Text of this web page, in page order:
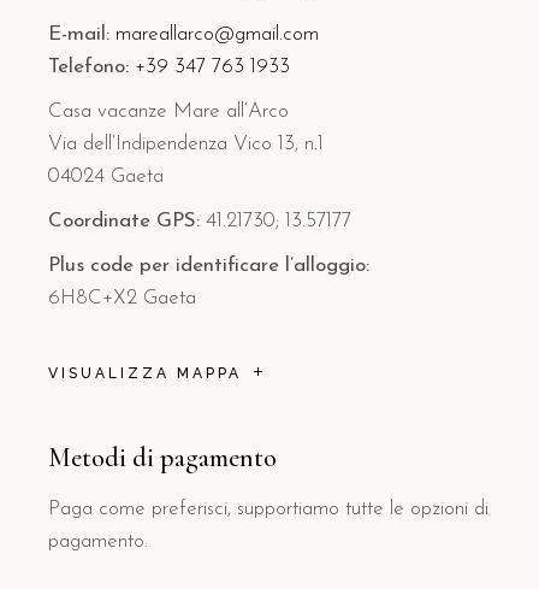
E-mail: mareallarco@gmail.com
Telefono: +39 347 763 1933
Casa vacanze Mare all’Arco
Via dell’Indipendenza Vico 13, n.1
04024 Gaeta
Coordinate GPS: 41.21730; 13.57177
Plus code per identificare l’alloggio:
6H8C+X2 Gaeta
VISUALIZZA MAPPA
Metodi di pagamento
Paga come preferisci, supportiamo tutte le opzioni di
pagamento.